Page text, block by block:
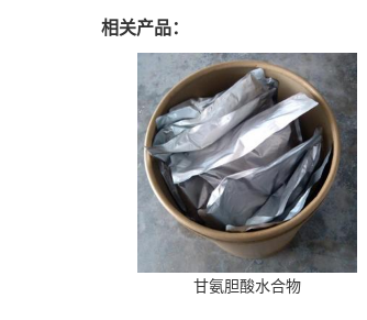
相关产品：
甘氨胆酸水合物